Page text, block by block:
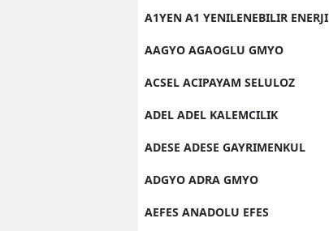
A1YEN A1 YENILENEBILIR ENERJI
AAGYO AGAOGLU GMYO
ACSEL ACIPAYAM SELULOZ
ADEL ADEL KALEMCILIK
ADESE ADESE GAYRIMENKUL
ADGYO ADRA GMYO
AEFES ANADOLU EFES